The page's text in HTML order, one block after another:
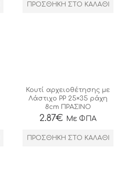
ΠΡΟΣΘΉΚΗ ΣΤΟ ΚΑΛΆΘΙ
Κουτί αρχειοθέτησης με
Λάστιχο ΡΡ 25×35 ράχη
8cm ΠΡΑΣΙΝΟ
2.87€ Με ΦΠΑ
ΠΡΟΣΘΉΚΗ ΣΤΟ ΚΑΛΆΘΙ